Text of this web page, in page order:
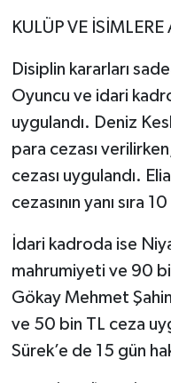
KULÜP VE
Disiplin kararları
Oyuncu ve idari
uygulandı. Deniz
para cezası
cezası uygulandı.
cezasının yanı sıra
İdari kadroda ise
mahrumiyeti ve 90
Gökay Mehmet
ve 50 bin TL ceza
Sürek’e de 15 gün